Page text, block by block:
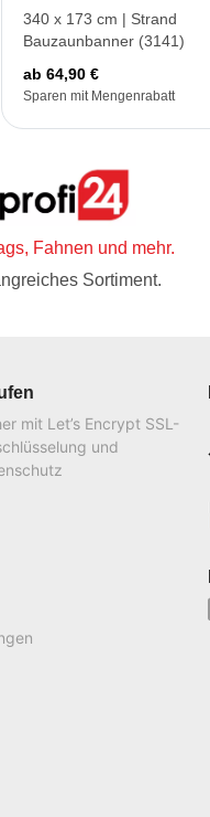
340 x 173 cm | Strand
Bauzaunbanner (3141)
ab 64,90 €
Sparen mit Mengenrabatt
Fahnen und mehr.
Sortiment.
mit Let’s Encrypt SSL-
und